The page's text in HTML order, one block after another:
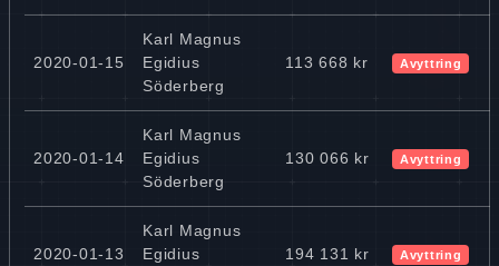
2020-01-15
Karl Magnus
Egidius
Söderberg
113 668 kr Avyttring
2020-01-14
Karl Magnus
Egidius
Söderberg
130 066 kr Avyttring
2020-01-13
Karl Magnus
Egidius
194 131 kr Avyttring